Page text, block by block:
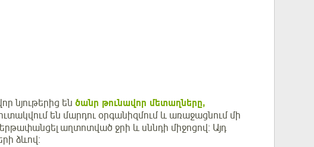
նյութերից ենծանր թունավոր մետաղները,
են մարդու օրգանիզմում և առաջացնում մի
աղտոտված ջրի և սննդի միջոցով: Այդ
ձևով: